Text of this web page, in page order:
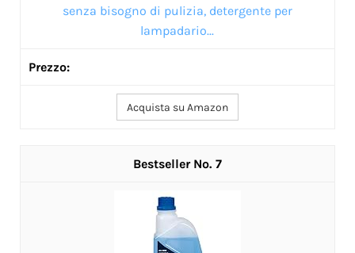
senza bisogno di pulizia, detergente per
lampadario...
Acquista su Amazon
7